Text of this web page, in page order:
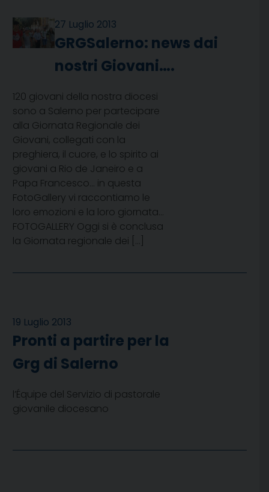
27 Luglio 2013
GRGSalerno: news dai
nostri Giovani….
120 giovani della nostra diocesi
sono a Salerno per partecipare
alla Giornata Regionale dei
Giovani, collegati con la
preghiera, il cuore, e lo spirito ai
giovani a Rio de Janeiro e a
Papa Francesco… in questa
FotoGallery vi raccontiamo le
loro emozioni e la loro giornata…
FOTOGALLERY Oggi si è conclusa
la Giornata regionale dei […]
19 Luglio 2013
Pronti a partire per la
Grg di Salerno
l’Équipe del Servizio di pastorale
giovanile diocesano